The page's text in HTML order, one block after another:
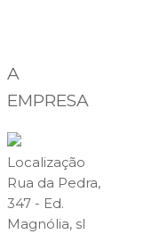
A
EMPRESA
Localização
Rua da Pedra,
347 - Ed.
Magnólia, sl